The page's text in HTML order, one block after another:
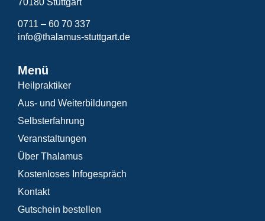
70180 Stuttgart
0711 – 60 70 337
info@thalamus-stuttgart.de
Menü
Heilpraktiker
Aus- und Weiterbildungen
Selbsterfahrung
Veranstaltungen
Über Thalamus
Kostenloses Infogespräch
Kontakt
Gutschein bestellen